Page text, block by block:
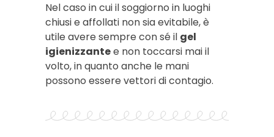
Nel caso in cui il soggiorno in luoghi
chiusi e affollati non sia evitabile, è
utile avere sempre con sé il gel
igienizzantee non toccarsi mai il
volto, in quanto anche le mani
possono essere vettori di contagio.